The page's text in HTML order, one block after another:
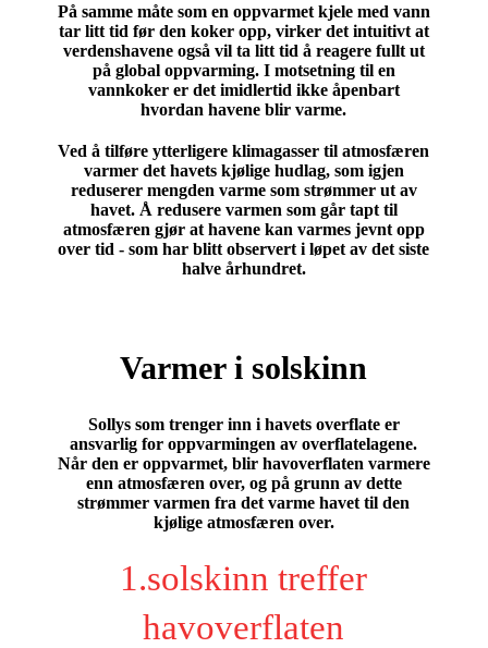
På samme måte som en oppvarmet kjele med vann
tar litt tid før den koker opp, virker det intuitivt at
verdenshavene også vil ta litt tid å reagere fullt ut
på global oppvarming. I motsetning til en
vannkoker er det imidlertid ikke åpenbart
hvordan havene blir varme.
Ved å tilføre ytterligere klimagasser til atmosfæren
varmer det havets kjølige hudlag, som igjen
reduserer mengden varme som strømmer ut av
havet. Å redusere varmen som går tapt til
atmosfæren gjør at havene kan varmes jevnt opp
over tid - som har blitt observert i løpet av det siste
halve århundret.
Varmer i solskinn
Sollys som trenger inn i havets overflate er
ansvarlig for oppvarmingen av overflatelagene.
Når den er oppvarmet, blir havoverflaten varmere
enn atmosfæren over, og på grunn av dette
strømmer varmen fra det varme havet til den
kjølige atmosfæren over.
1.solskinn treffer
havoverflaten